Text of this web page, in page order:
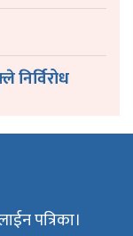
पत्रिका।